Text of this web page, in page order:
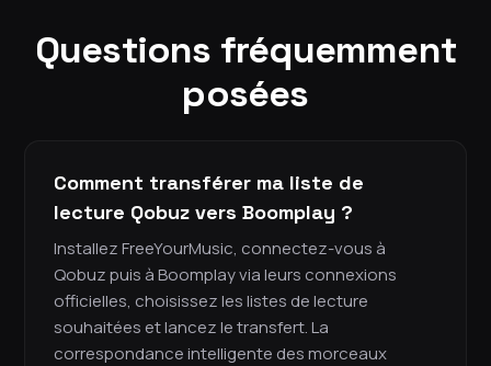
Questions fréquemment
posées
Comment transférer ma liste de
lecture Qobuz vers Boomplay ?
Installez FreeYourMusic, connectez-vous à
Qobuz puis à Boomplay via leurs connexions
officielles, choisissez les listes de lecture
souhaitées et lancez le transfert. La
correspondance intelligente des morceaux